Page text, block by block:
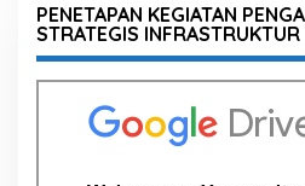
PENETAPAN KEGIATAN
STRATEGIS